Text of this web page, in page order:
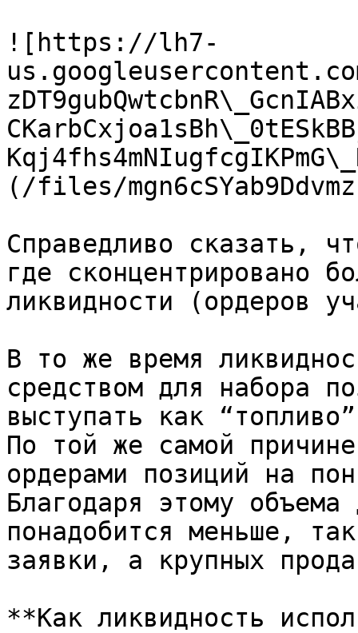
![https://lh7-
(/files/
Справедливо сказать,
где сконцентрировано
ликвидности (ордеров
В то же время
средством для набора
выступать как
По той же самой
ордерами позиций на
Благодаря этому
понадобится меньше,
заявки, а крупных
**Как ликвидность